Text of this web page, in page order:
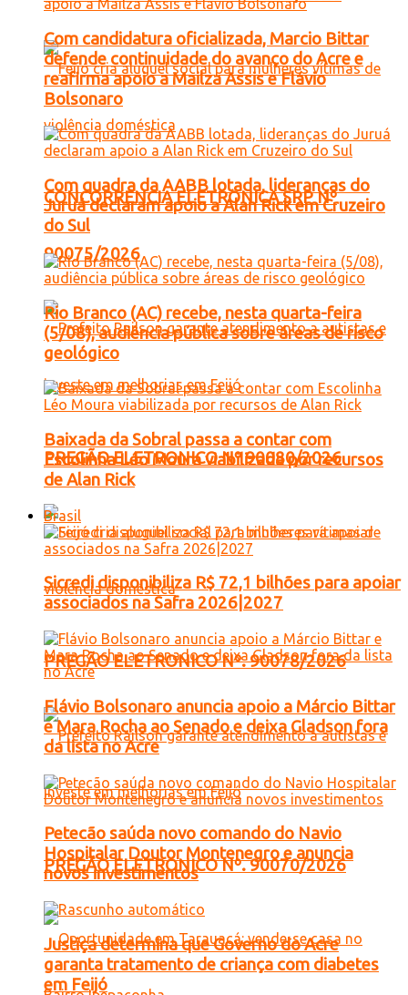
CONCORRENCIA ELETRONICA SRP Nº
90075/2026
PREGÃO ELETRONICO Nº 90080/2026
PREGÃO ELETRONICO Nº. 90078/2026
PREGÃO ELETRONICO Nº. 90070/2026
Com candidatura oficializada, Marcio Bittar
defende continuidade do avanço do Acre e
reafirma apoio a Mailza Assis e Flávio
Bolsonaro
Com quadra da AABB lotada, lideranças do
Juruá declaram apoio a Alan Rick em Cruzeiro
do Sul
Rio Branco (AC) recebe, nesta quarta-feira
(5/08), audiência pública sobre áreas de risco
geológico
Baixada da Sobral passa a contar com
Escolinha Léo Moura viabilizada por recursos
de Alan Rick
Brasil
Sicredi disponibiliza R$ 72,1 bilhões para apoiar
associados na Safra 2026|2027
Flávio Bolsonaro anuncia apoio a Márcio Bittar
e Mara Rocha ao Senado e deixa Gladson fora
da lista no Acre
Petecão saúda novo comando do Navio
Hospitalar Doutor Montenegro e anuncia
novos investimentos
Justiça determina que Governo do Acre
garanta tratamento de criança com diabetes
em Feijó